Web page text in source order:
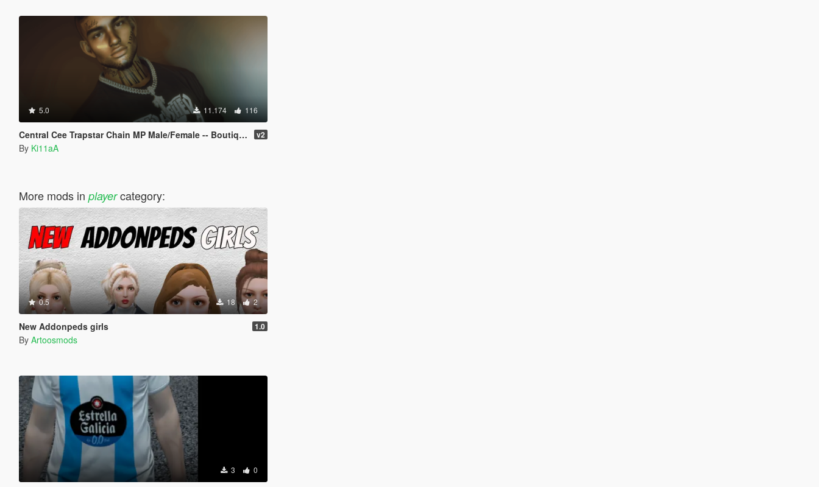
5.0 11.174 116
Central Cee Trapstar Chain MP Male/Female -- Boutique Mods v2
By Ki11aA
More mods in playercategory:
0.5 18 2
New Addonpeds girls 1.0
By Artoosmods
3 0